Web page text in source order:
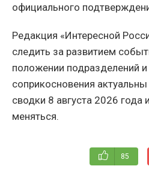
официального
Редакция «Интересной
следить за развитием
положении подразделений
соприкосновения
сводки 8 августа 2026 года
меняться.
85